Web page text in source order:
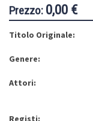
Prezzo: 0,00 €
Titolo Originale:
Genere:
Attori:
Registi: